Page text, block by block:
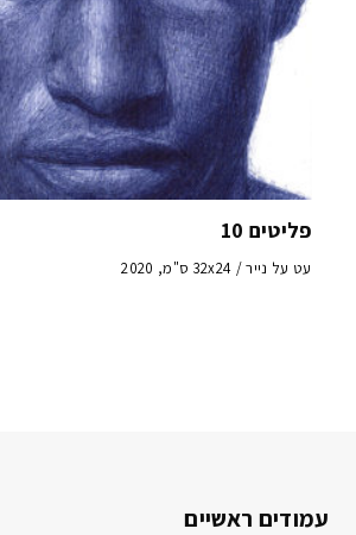
פליטים 10
עט על נייר / 32x24 ס"מ, 2020
עמודים ראשיים